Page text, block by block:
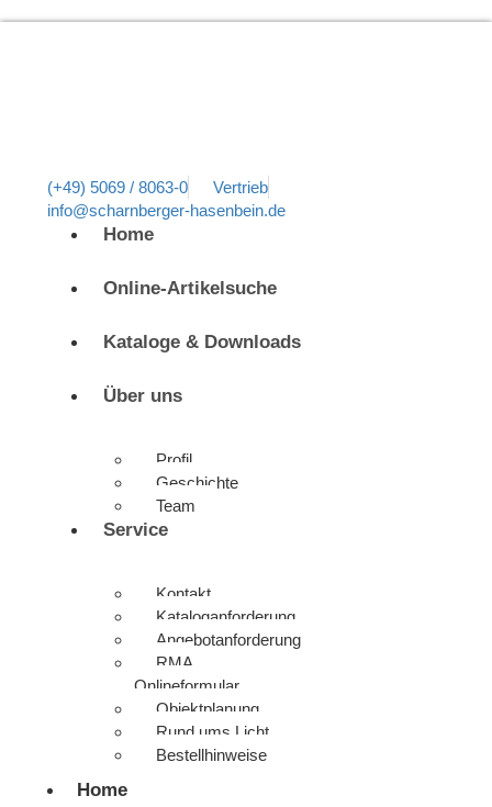
(+49) 5069 / 8063-0
Vertrieb
info@scharnberger-hasenbein.de
Home
Online-Artikelsuche
Kataloge & Downloads
Über uns
Profil
Geschichte
Team
Service
Kontakt
Kataloganforderung
Angebotanforderung
RMA
Onlineformular
Objektplanung
Rund ums Licht
Bestellhinweise
Home